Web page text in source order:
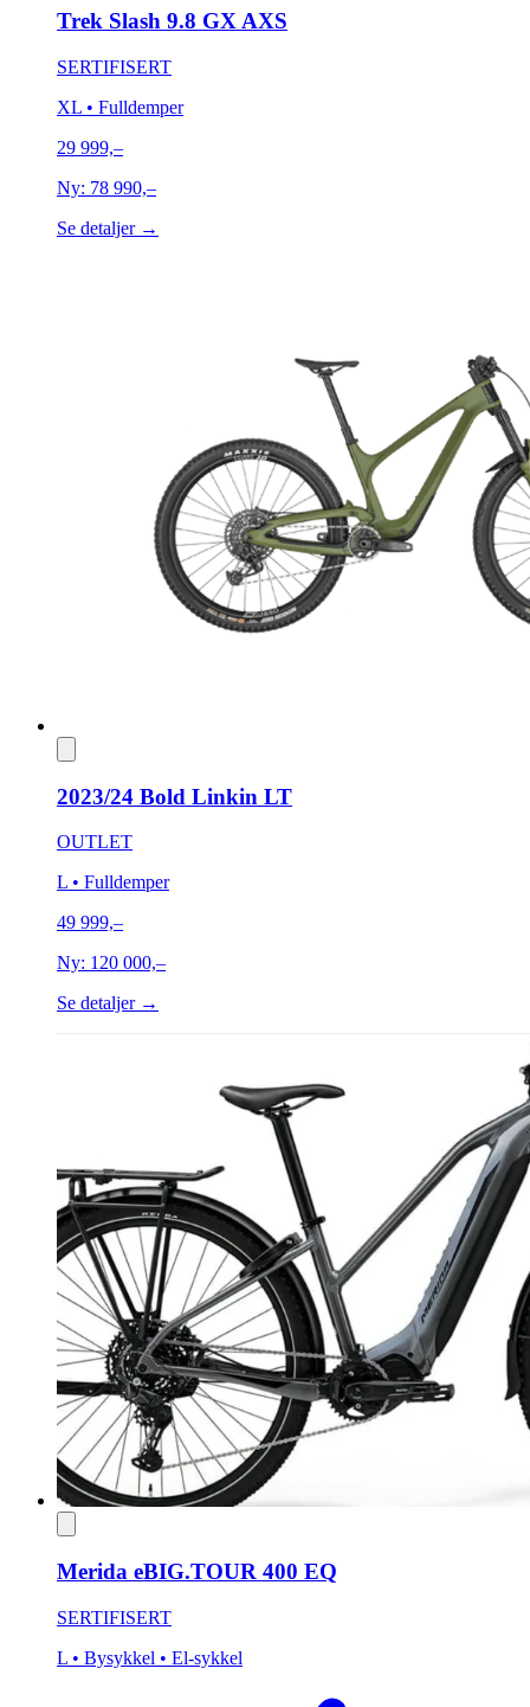
Trek Slash 9.8 GX AXS
SERTIFISERT
XL • Fulldemper
29 999,–
Ny: 78 990,–
Se detaljer →
2023/24 Bold Linkin LT
OUTLET
L • Fulldemper
49 999,–
Ny: 120 000,–
Se detaljer →
Merida eBIG.TOUR 400 EQ
SERTIFISERT
L • Bysykkel • El-sykkel